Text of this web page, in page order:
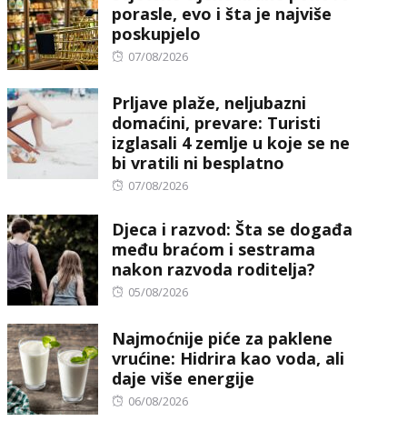
porasle, evo i šta je najviše
poskupjelo
Posted
07/08/2026
Prljave plaže, neljubazni
domaćini, prevare: Turisti
izglasali 4 zemlje u koje se ne
bi vratili ni besplatno
Posted
07/08/2026
Djeca i razvod: Šta se događa
među braćom i sestrama
nakon razvoda roditelja?
Posted
05/08/2026
Najmoćnije piće za paklene
vrućine: Hidrira kao voda, ali
daje više energije
Posted
06/08/2026